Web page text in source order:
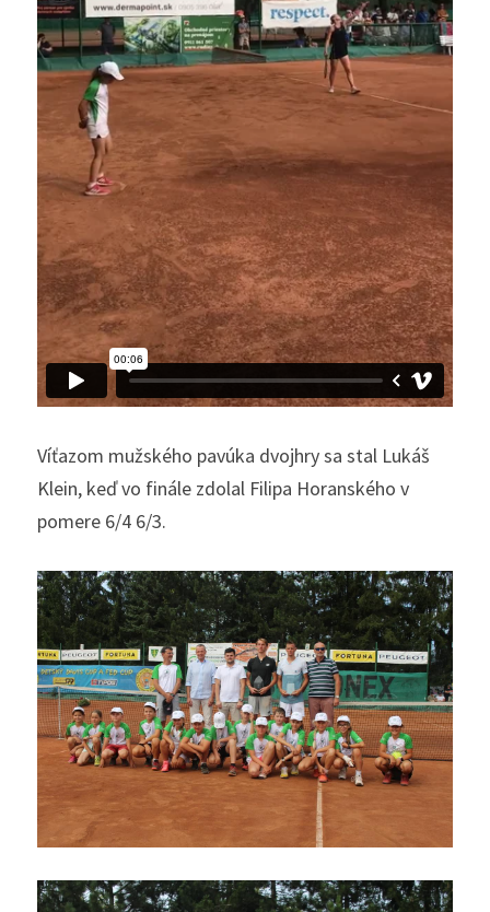
Víťazom mužského pavúka dvojhry sa stal Lukáš
Klein, keď vo finále zdolal Filipa Horanského v
pomere 6/4 6/3.